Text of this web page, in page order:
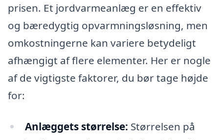
prisen. Et jordvarmeanlæg er en effektiv
og bæredygtig opvarmningsløsning, men
omkostningerne kan variere betydeligt
afhængigt af flere elementer. Her er nogle
af de vigtigste faktorer, du bør tage højde
for:
Anlæggets størrelse: Størrelsen på